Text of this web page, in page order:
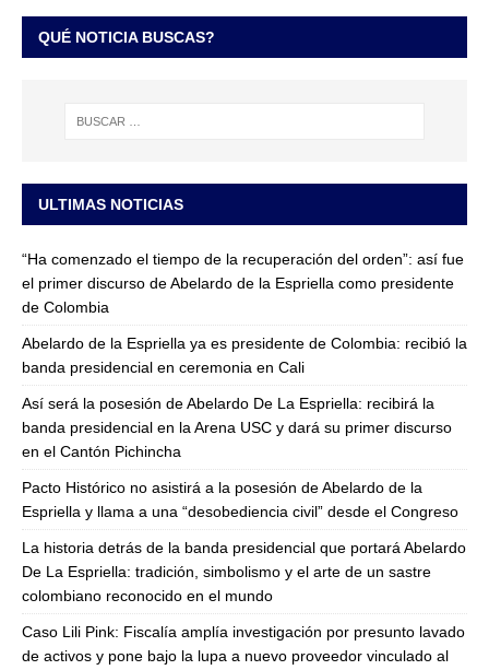
QUÉ NOTICIA BUSCAS?
ULTIMAS NOTICIAS
“Ha comenzado el tiempo de la recuperación del orden”: así fue
el primer discurso de Abelardo de la Espriella como presidente
de Colombia
Abelardo de la Espriella ya es presidente de Colombia: recibió la
banda presidencial en ceremonia en Cali
Así será la posesión de Abelardo De La Espriella: recibirá la
banda presidencial en la Arena USC y dará su primer discurso
en el Cantón Pichincha
Pacto Histórico no asistirá a la posesión de Abelardo de la
Espriella y llama a una “desobediencia civil” desde el Congreso
La historia detrás de la banda presidencial que portará Abelardo
De La Espriella: tradición, simbolismo y el arte de un sastre
colombiano reconocido en el mundo
Caso Lili Pink: Fiscalía amplía investigación por presunto lavado
de activos y pone bajo la lupa a nuevo proveedor vinculado al